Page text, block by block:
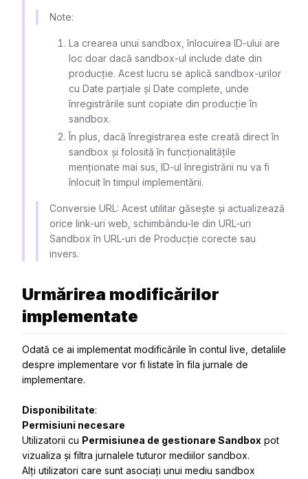
Note:
La crearea unui sandbox, înlocuirea ID-ului are
loc doar dacă sandbox-ul include date din
producție. Acest lucru se aplică sandbox-urilor
cu Date parțiale și Date complete, unde
înregistrările sunt copiate din producție în
sandbox.
În plus, dacă înregistrarea este creată direct în
sandbox și folosită în funcționalitățile
menționate mai sus, ID-ul înregistrării nu va fi
înlocuit în timpul implementării.
Conversie URL: Acest utilitar găsește și actualizează
orice link-uri web, schimbându-le din URL-uri
Sandbox în URL-uri de Producție corecte sau
invers.
Urmărirea modificărilor
implementate
Odată ce ai implementat modificările în contul live, detaliile
despre implementare vor fi listate în fila jurnale de
implementare.
Disponibilitate:
Permisiuni necesare
Utilizatorii cu Permisiunea de gestionare Sandbox pot
vizualiza și filtra jurnalele tuturor mediilor sandbox.
Alți utilizatori care sunt asociați unui mediu sandbox